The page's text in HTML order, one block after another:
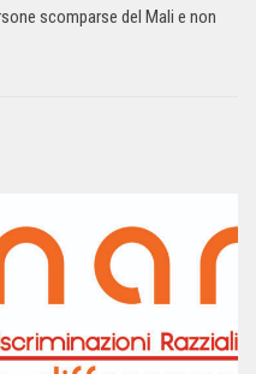
scomparse del Mali e non